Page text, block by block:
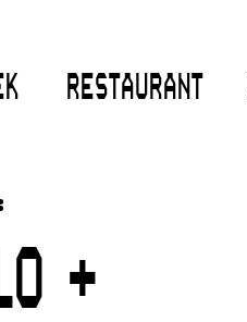
RESTAURANT
+